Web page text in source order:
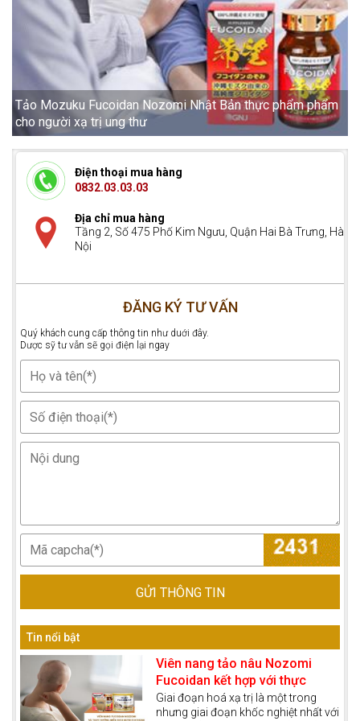
Tảo Mozuku Fucoidan Nozomi Nhật Bản thực phẩm phẩm
cho người xạ trị ung thư
Điện thoại mua hàng
0832.03.03.03
Địa chỉ mua hàng
Tầng 2, Số 475 Phố Kim Ngưu, Quận Hai Bà Trưng, Hà
Nội
ĐĂNG KÝ TƯ VẤN
Quý khách cung cấp thông tin như duới đây.
Dược sỹ tư vẫn sẽ gọi điện lại ngay
GỬI THÔNG TIN
Tin nổi bật
Viên nang tảo nâu Nozomi
Fucoidan kết hợp với thực
dưỡng miễn dịch giúp bệnh
nhân ung thư vượt qua giai
Giai đoạn hoá xạ trị là một trong
nhưng giai đoạn khốc nghiệt nhất với